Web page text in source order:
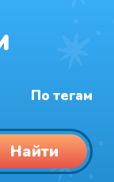
По тегам
Найти